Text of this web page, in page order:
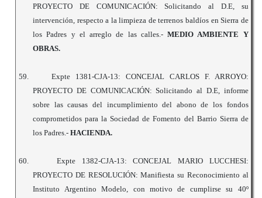
PROYECTO DE COMUNICACIÓN:Solicitando al D.E, su
intervención, respecto a la limpieza de terrenos baldíos en Sierra de
los Padres y el arreglo de las calles.-MEDIO AMBIENTE Y
OBRAS.
59.
Expte 1381-CJA-13: CONCEJAL CARLOS F. ARROYO:
PROYECTO DE COMUNICACIÓN: Solicitando al D.E, informe
sobre las causas del incumplimiento del abono de los fondos
comprometidos para la Sociedad de Fomento del Barrio Sierra de
los Padres.-HACIENDA.
60.
Expte 1382-CJA-13: CONCEJAL MARIO LUCCHESI:
PROYECTO DE RESOLUCIÓN: Manifiesta su Reconocimiento al
Instituto Argentino Modelo, con motivo de cumplirse su 40º